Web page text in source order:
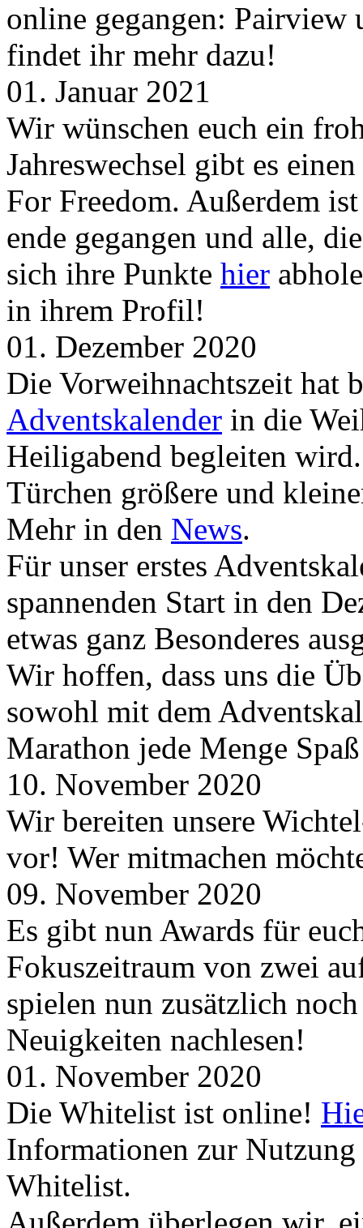
online gegangen:
findet ihr mehr dazu!
01. Januar 2021
Wir wünschen euch ein
Jahreswechsel gibt es einen
For Freedom. Außerdem
ende gegangen und alle,
sich ihre Punkte hier
in ihrem Profil!
01. Dezember 2020
Die Vorweihnachtszeit hat
Adventskalender in die
Heiligabend begleiten
Türchen größere und
Mehr in den News.
Für unser erstes
spannenden Start in den
etwas ganz Besonderes
Wir hoffen, dass uns die
sowohl mit dem
Marathon jede Menge
10. November 2020
Wir bereiten unsere
vor! Wer mitmachen
09. November 2020
Es gibt nun Awards für
Fokuszeitraum von zwei
spielen nun zusätzlich
Neuigkeiten nachlesen!
01. November 2020
Die Whitelist ist online!
Informationen zur
Whitelist.